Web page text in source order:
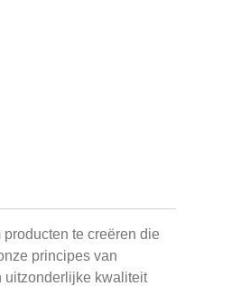
te creëren die
principes van
uitzonderlijke kwaliteit